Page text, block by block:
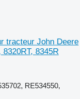
tracteur John Deere
8345R
RE534550,